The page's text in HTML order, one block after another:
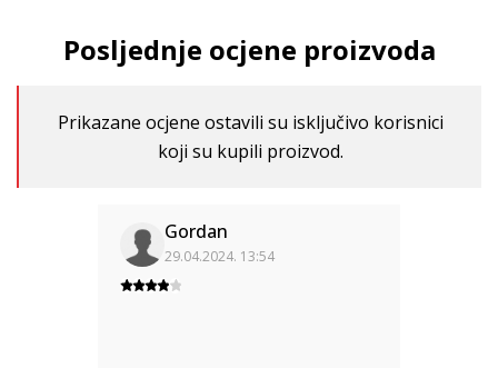
Posljednje ocjene proizvoda
Prikazane ocjene ostavili su isključivo korisnici
koji su kupili proizvod.
Gordan
29.04.2024. 13:54